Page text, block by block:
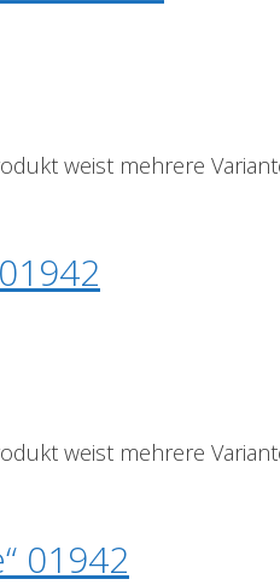
weist mehrere
weist mehrere
01942